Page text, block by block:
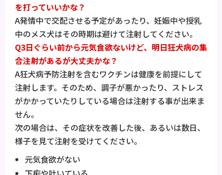
を打っていいかな？
A発情中で交配させる予定があったり、妊娠中や授乳
中のメス犬はその時期は避けて注射してください。
Q3日ぐらい前から元気食欲ないけど、明日狂犬病の集
合注射があるが大丈夫かな？
A狂犬病予防注射を含むワクチンは健康を前提にして
注射します。そのため、調子が悪かったり、ストレス
がかかっていたりしている場合は注射する事が出来ま
せん。
次の場合は、その症状を改善した後、あるいは数日、
様子を見て注射を受けてください。
元気食欲がない